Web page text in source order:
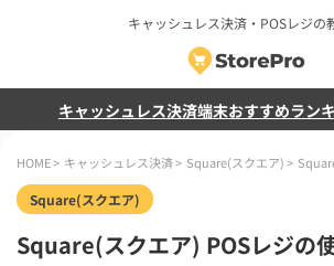
キャッシュレス決済・POSレジの
キャッシュレス決済端末おすすめラン
HOME> キャッシュレス決済> Square(スクエア)>
Square(スクエア)
Square(スクエア) POSレジの